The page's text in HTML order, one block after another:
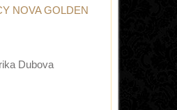
NOVA GOLDEN
Dubova